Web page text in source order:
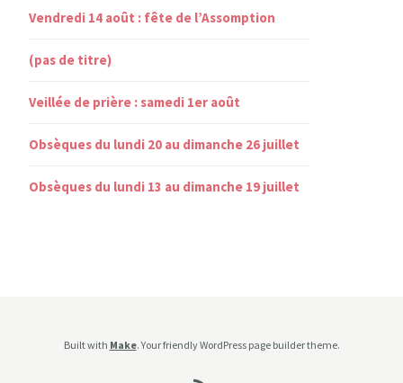
Vendredi 14 août : fête de l’Assomption
(pas de titre)
Veillée de prière : samedi 1er août
Obsèques du lundi 20 au dimanche 26 juillet
Obsèques du lundi 13 au dimanche 19 juillet
Built with Make. Your friendly WordPress page builder theme.